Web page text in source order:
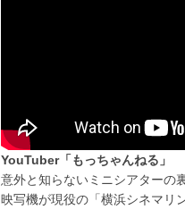
YouTuber「もっちゃんねる」
意外と知らないミニシアターの
映写機が現役の「横浜シネマリ